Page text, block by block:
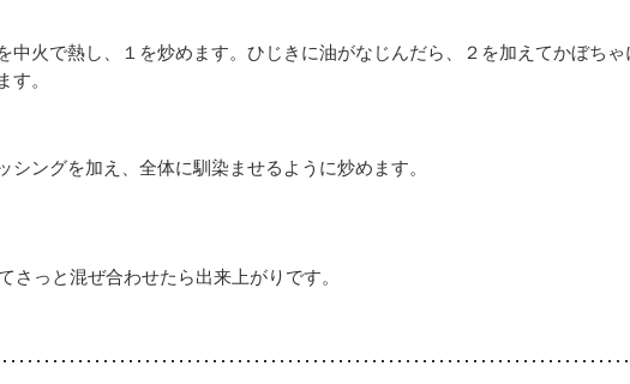
中火で熱し、１を炒めます。ひじきに油がなじんだら、２を加えてかぼちゃ
。
シングを加え、全体に馴染ませるように炒めます。
さっと混ぜ合わせたら出来上がりです。